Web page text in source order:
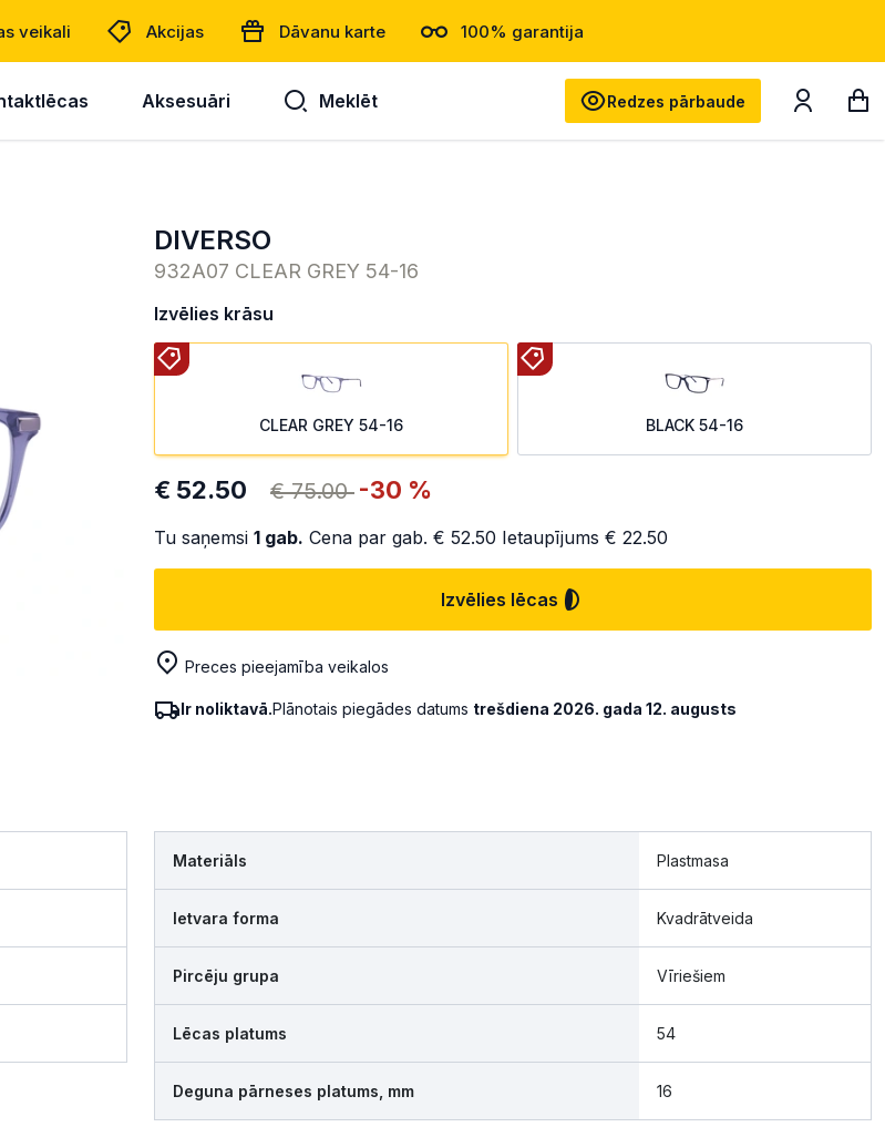
veikali Akcijas Dāvanu karte 100% garantija
Aksesuāri Meklēt Redzes pārbaude
DIVERSO
932A07 CLEAR GREY 54-16
Izvēlies krāsu
CLEAR GREY 54-16 BLACK 54-16
€ 52.50 € 75.00 -30 %
Tu saņemsi 1 gab. Cena par gab. € 52.50 Ietaupījums € 22.50
Izvēlies lēcas
Preces pieejamība veikalos
Ir noliktavā.Plānotais piegādes datums trešdiena 2026. gada 12. augusts
Materiāls Plastmasa
Ietvara forma Kvadrātveida
Pircēju grupa Vīriešiem
Lēcas platums 54
Deguna pārneses platums, mm 16